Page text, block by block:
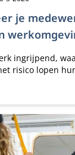
je
ingrijpend,
risico lopen
inzetten
van te
blijven van